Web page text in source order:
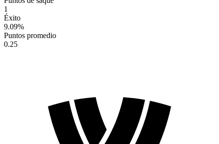
1
Éxito
9.09%
Puntos promedio
0.25